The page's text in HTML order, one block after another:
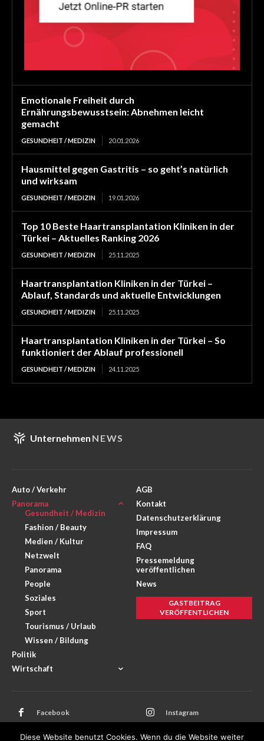
Emotionale Freiheit durch
Ernährungsbewusstsein: Abnehmen leicht
gemacht
GESUNDHEIT / MEDIZIN 20.01.2026
Hausmittel gegen Gastritis – so geht’s natürlich
und wirksam
GESUNDHEIT / MEDIZIN 19.01.2026
Top 10 Beste Haartransplantation Kliniken in der
Türkei – Aktuelles Ranking 2026
GESUNDHEIT / MEDIZIN 25.11.2025
Haartransplantation Kliniken in der Türkei –
Ablauf, Standards und aktuelle Entwicklungen
GESUNDHEIT / MEDIZIN 25.11.2025
Haartransplantation Kliniken in der Türkei – So
funktioniert der Ablauf professionell
GESUNDHEIT / MEDIZIN 24.11.2025
Unternehmen NEWS
Auto / Verkehr
Panorama
Gesundheit / Medizin
Fashion / Beauty
Medien / Kultur
Netzwelt
Panorama
People
Soziales
Sport
Tourismus / Urlaub
Wissen / Bildung
Politik
Wirtschaft
AGB
Kontakt
Datenschutzerklärung
Impressum
FAQ
Pressemeldung
veröffentlichen
News
GASTBEITRAG
VERÖFFENTLICHEN
Facebook Instagram
Diese Website benutzt Cookies. Wenn du die Website weiter